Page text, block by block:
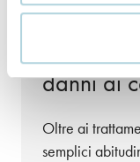
Piccole
danni ai
Oltre ai
semplici